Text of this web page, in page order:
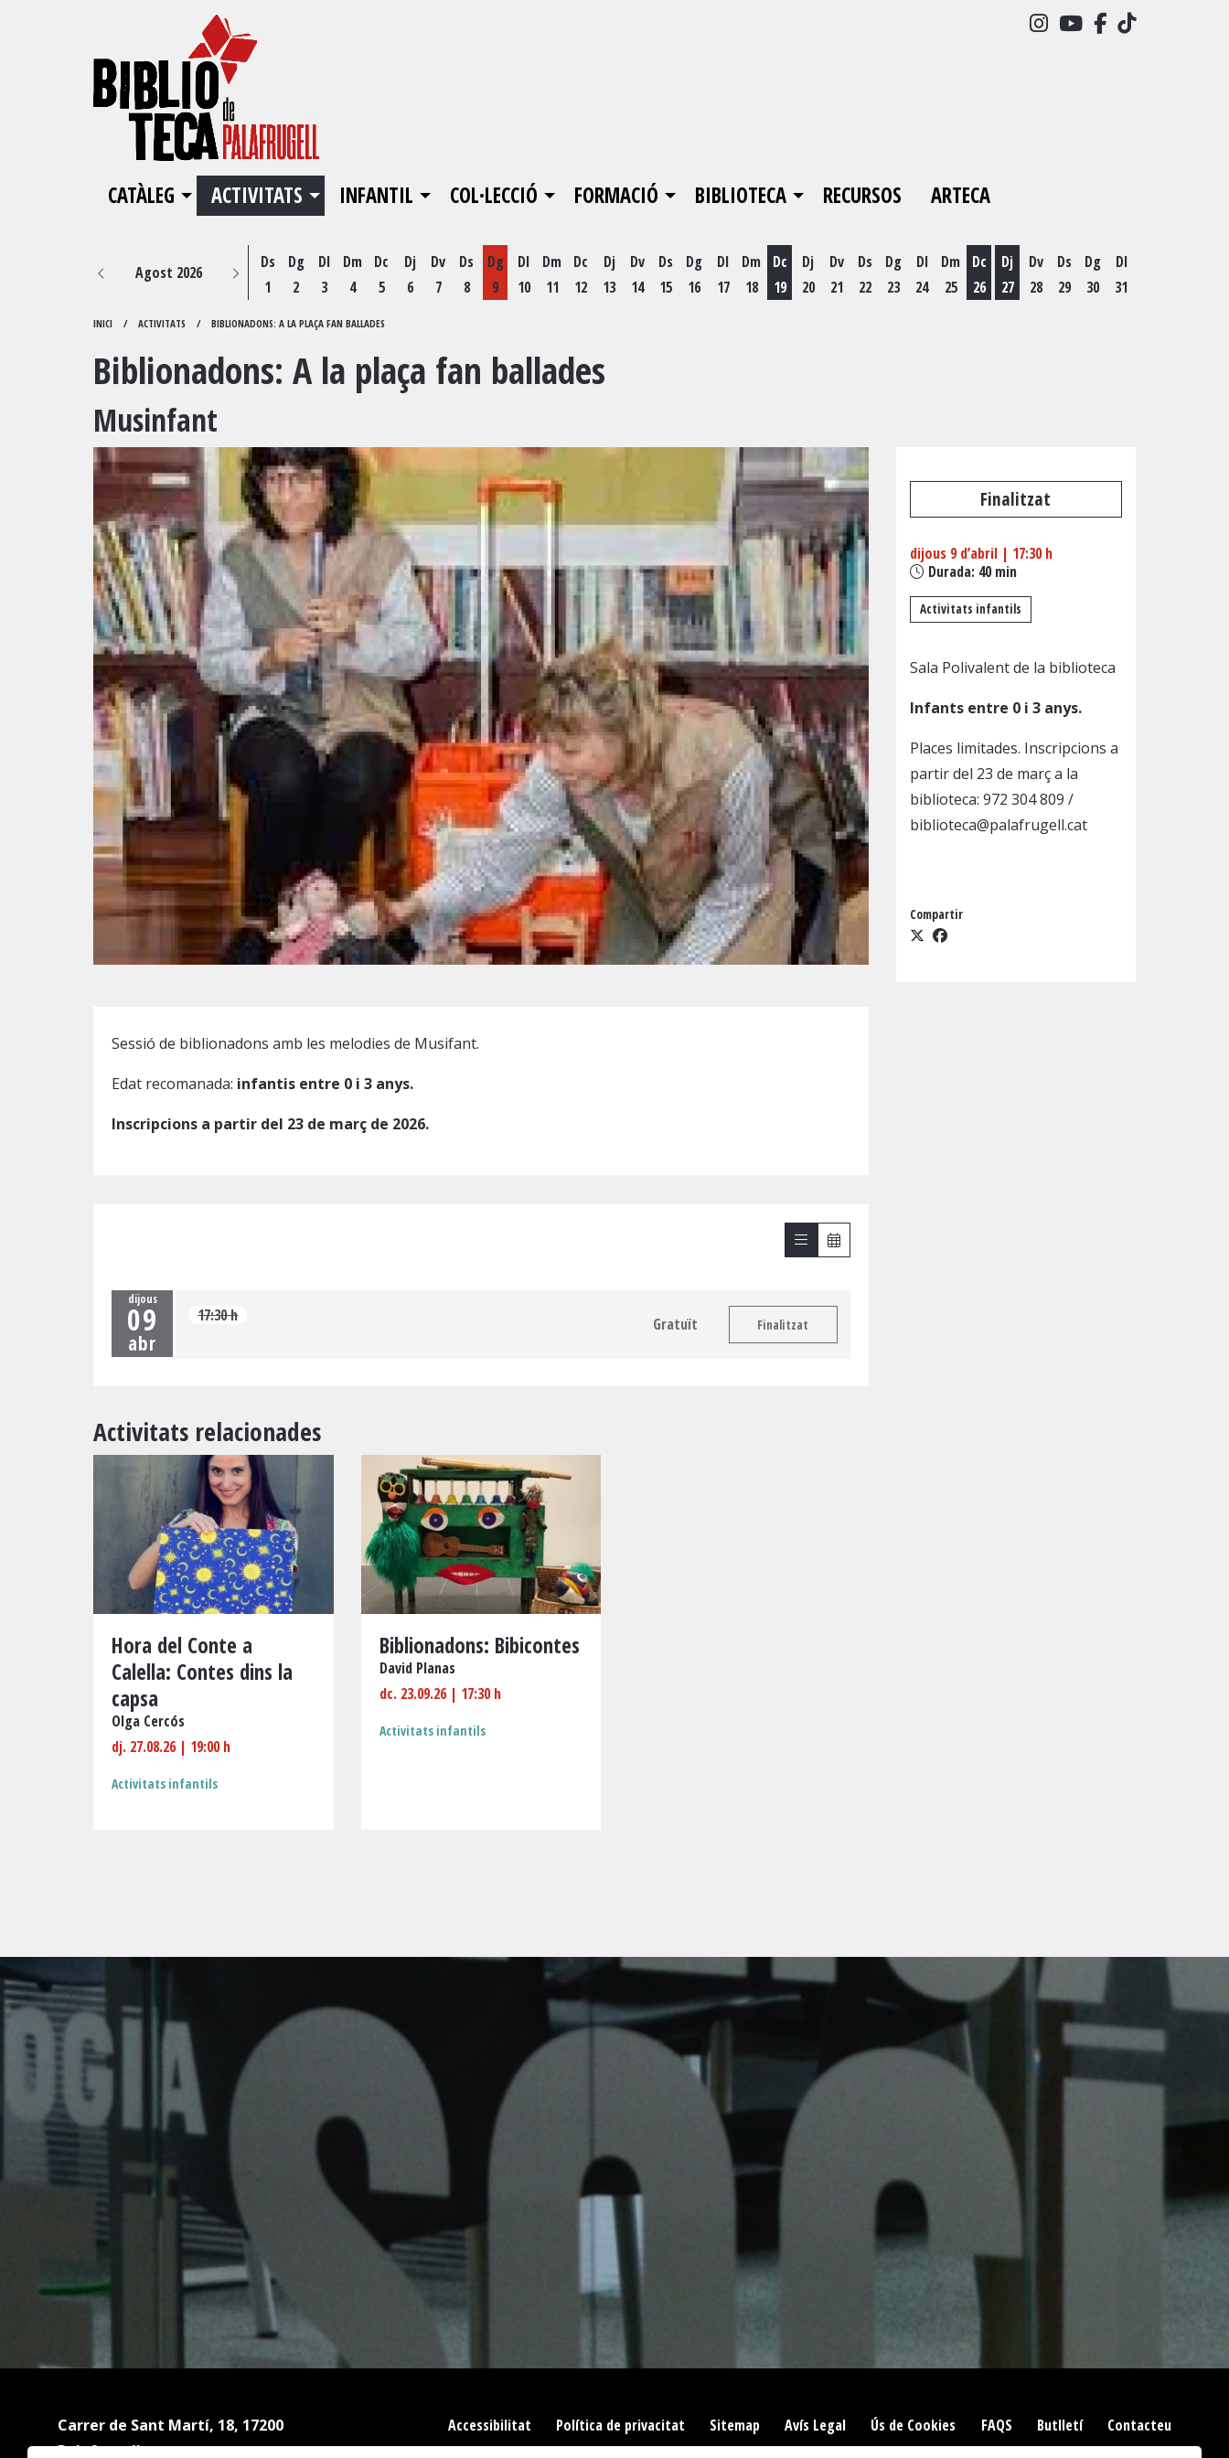
Link a instagram
Link a youtube
Link aLink a
CATÀLEG ACTIVITATS INFANTIL COL·LECCIÓ FORMACIÓ BIBLIOTECA RECURSOS ARTECA
Agost 2026
Ds
1
Dg
2
Dl
3
Dm
4
Dc
5
Dj
6
Dv
7
Ds
8
Dg
9
Dl
10
Dm
11
Dc
12
Dj
13
Dv
14
Ds
15
Dg
16
Dl
17
Dm
18
Dc
19
Dj
20
Dv
21
Ds
22
Dg
23
Dl
24
Dm
25
Dc
26
Dj
27
Dv
28
Ds
29
Dg
30
Dl
31
INICI ACTIVITATS BIBLIONADONS: A LA PLAÇA FAN BALLADES
Biblionadons: A la plaça fan ballades
Musinfant
Finalitzat
dijous 9 d’abril| 17:30 h
Durada: 40 min
Activitats infantils
Sala Polivalent de la biblioteca
Infants entre 0 i 3 anys.
Places limitades. Inscripcions a
partir del 23 de marça la
biblioteca: 972 304 809 /
biblioteca@palafrugell.cat
Compartir
Sessió de biblionadons amb les melodies de Musifant.
Edat recomanada: infantis entre 0 i 3 anys.
Inscripcions a partir del 23 de març de 2026.
dijous
09
abr
17:30 h Gratuït Finalitzat
Activitats relacionades
Hora del Conte a
Calella: Contes dins la
capsa
Olga Cercós
dj. 27.08.26 | 19:00 h
Activitats infantils
Biblionadons: Bibicontes
David Planas
dc. 23.09.26| 17:30 h
Activitats infantils
Carrer de Sant Martí, 18, 17200
Palafrugell
Accessibilitat Política de privacitat Sitemap Avís Legal Ús de Cookies FAQS Butlletí Contacteu